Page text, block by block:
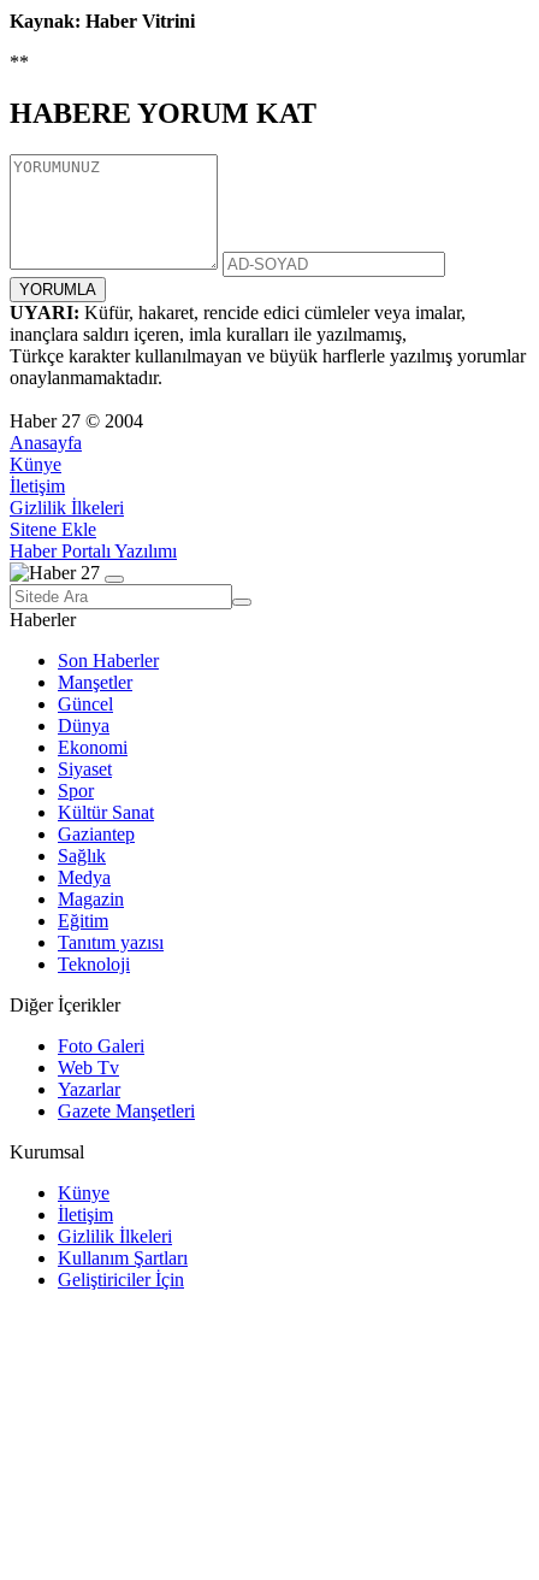
Kaynak: Haber Vitrini
**
HABERE YORUM KAT
UYARI: Küfür, hakaret, rencide edici cümleler veya imalar,
inançlara saldırı içeren, imla kuralları ile yazılmamış,
Türkçe karakter kullanılmayan ve büyük harflerle yazılmış yorumlar
onaylanmamaktadır.
Haber 27 © 2004
Anasayfa
Künye
İletişim
Gizlilik İlkeleri
Sitene Ekle
Haber Portalı Yazılımı
Haberler
Son Haberler
Manşetler
Güncel
Dünya
Ekonomi
Siyaset
Spor
Kültür Sanat
Gaziantep
Sağlık
Medya
Magazin
Eğitim
Tanıtım yazısı
Teknoloji
Diğer İçerikler
Foto Galeri
Web Tv
Yazarlar
Gazete Manşetleri
Kurumsal
Künye
İletişim
Gizlilik İlkeleri
Kullanım Şartları
Geliştiriciler İçin